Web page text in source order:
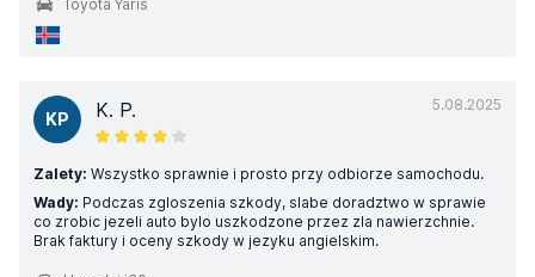
Toyota Yaris
5.08.2025
KP K. P.
Zalety: Wszystko sprawnie i prosto przy odbiorze samochodu.
Wady: Podczas zgloszenia szkody, slabe doradztwo w sprawie
co zrobic jezeli auto bylo uszkodzone przez zla nawierzchnie.
Brak faktury i oceny szkody w jezyku angielskim.